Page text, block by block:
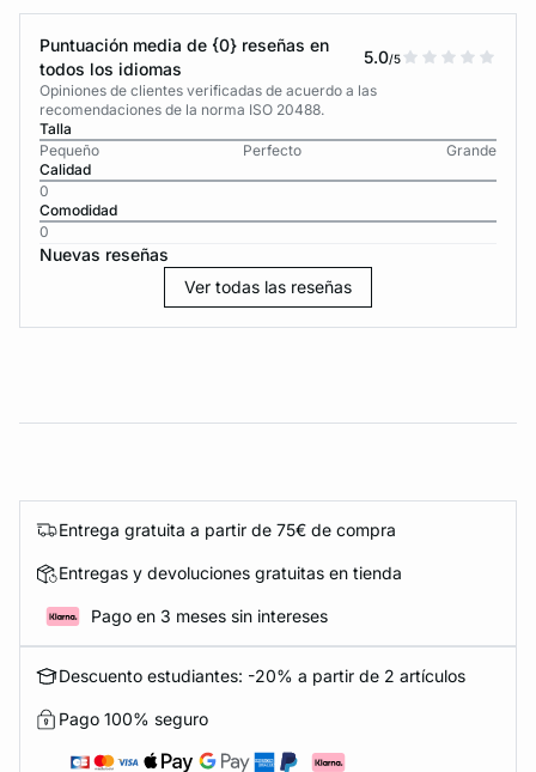
Puntuación media de {0} reseñas en
todos los idiomas
5.0/5
Opiniones de clientes verificadas de acuerdo a las
recomendaciones de la norma ISO 20488.
Talla
Pequeño
Perfecto
Grande
Calidad
0
Comodidad
0
Nuevas reseñas
Ver todas las reseñas
Entrega gratuita a partir de 75€ de compra
Entregas y devoluciones gratuitas en tienda
Pago en 3 meses sin intereses
Descuento estudiantes: -20% a partir de 2 artículos
Pago 100% seguro